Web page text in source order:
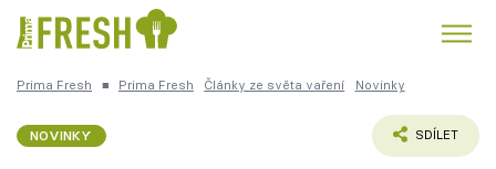
Česká kuchyně
Prima Fresh ■ Prima Fresh Články ze světa vaření Novinky
NOVINKY SDÍLET